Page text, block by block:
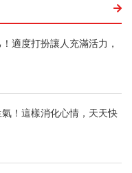
適度打扮讓人充滿活力，
！這樣消化心情，天天快